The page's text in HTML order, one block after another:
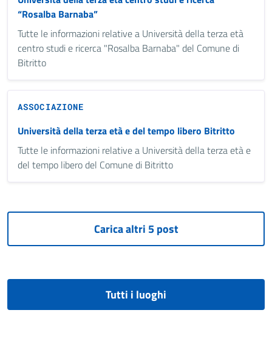
“Rosalba Barnaba”
Tutte le informazioni relative a Università della terza età
centro studi e ricerca "Rosalba Barnaba" del Comune di
Bitritto
ASSOCIAZIONE
Università della terza età e del tempo libero Bitritto
Tutte le informazioni relative a Università della terza età e
del tempo libero del Comune di Bitritto
Tutti i luoghi